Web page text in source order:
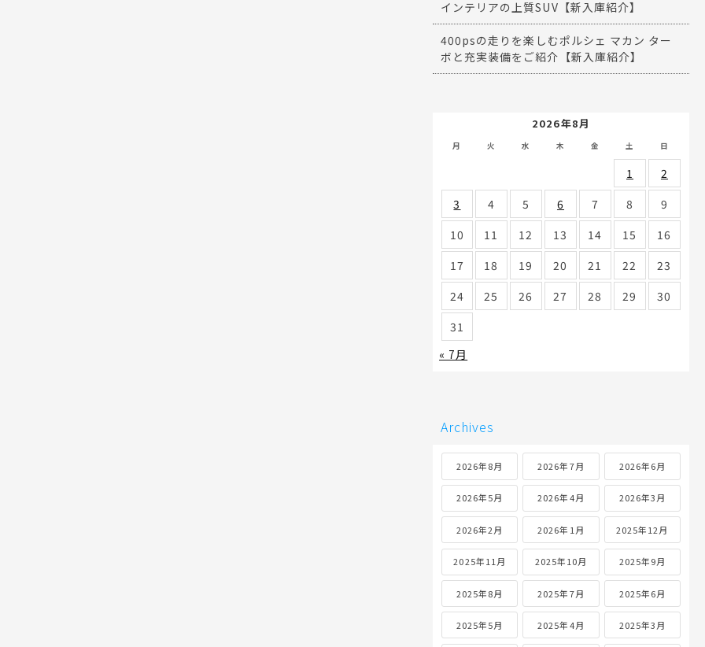
インテリアの上質SUV【新入庫紹介】
400psの走りを楽しむポルシェ マカン ター
ボと充実装備をご紹介【新入庫紹介】
2026年8月
月 火 水 木 金 土 日
1
2
3
4 5 6 7 8
9
10
11 12 13 14 15
16
17
18 19 20 21 22
23
24
25 26 27 28 29
30
31
« 7月
Archives
2026年8月 2026年7月 2026年6月
2026年5月 2026年4月 2026年3月
2026年2月 2026年1月 2025年12月
2025年11月 2025年10月 2025年9月
2025年8月 2025年7月 2025年6月
2025年5月 2025年4月 2025年3月